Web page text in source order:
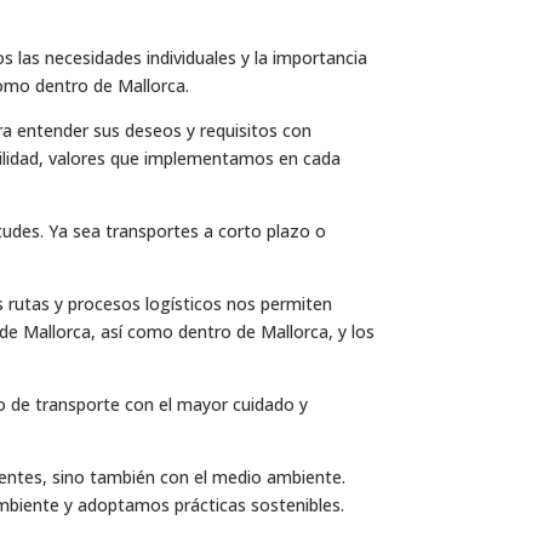
necesidades individuales y la importancia
dentro de Mallorca.
entender sus deseos y requisitos con
valores que implementamos en cada
Ya sea transportes a corto plazo o
y procesos logísticos nos permiten
Mallorca, así como dentro de Mallorca, y los
transporte con el mayor cuidado y
sino también con el medio ambiente.
y adoptamos prácticas sostenibles.